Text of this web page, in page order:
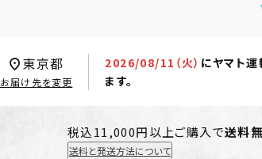
2026/08/11（火） にヤマト
ます。
東京都
お届け先を変更
税込11,000円以上ご購入で送料
送料と発送方法について